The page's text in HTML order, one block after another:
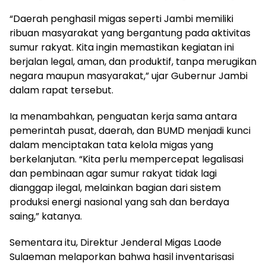
“Daerah penghasil migas seperti Jambi memiliki
ribuan masyarakat yang bergantung pada aktivitas
sumur rakyat. Kita ingin memastikan kegiatan ini
berjalan legal, aman, dan produktif, tanpa merugikan
negara maupun masyarakat,” ujar Gubernur Jambi
dalam rapat tersebut.
Ia menambahkan, penguatan kerja sama antara
pemerintah pusat, daerah, dan BUMD menjadi kunci
dalam menciptakan tata kelola migas yang
berkelanjutan. “Kita perlu mempercepat legalisasi
dan pembinaan agar sumur rakyat tidak lagi
dianggap ilegal, melainkan bagian dari sistem
produksi energi nasional yang sah dan berdaya
saing,” katanya.
Sementara itu, Direktur Jenderal Migas Laode
Sulaeman melaporkan bahwa hasil inventarisasi